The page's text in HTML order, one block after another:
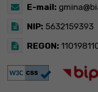
E-mail:
NIP: 5632159393
REGON: